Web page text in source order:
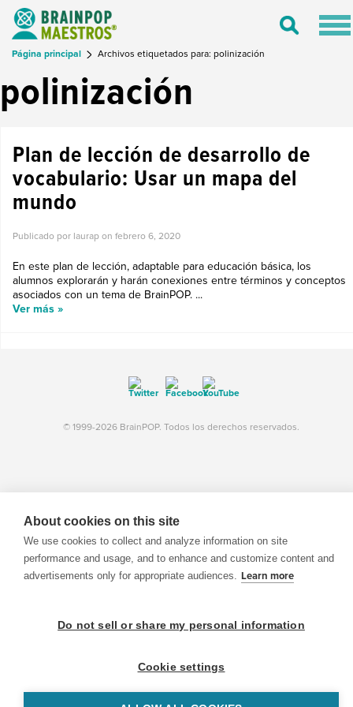
Toggle
Página principal Archivos etiquetados para: polinización
polinización
Plan de lección de desarrollo de
vocabulario: Usar un mapa del
mundo
Publicado por laurap on febrero 6, 2020
En este plan de lección, adaptable para educación básica, los
alumnos explorarán y harán conexiones entre términos y conceptos
asociados con un tema de BrainPOP. ...
Ver más »
© 1999-2026 BrainPOP. Todos los derechos reservados.
About cookies on this site
We use cookies to collect and analyze information on site
performance and usage, and to enhance and customize content and
advertisements only for appropriate audiences. Learn more
Do not sell or share my personal information
Cookie settings